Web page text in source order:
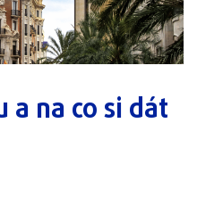
a na co si dát